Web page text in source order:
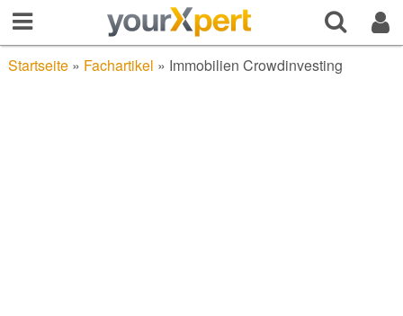
Startseite» Fachartikel » Immobilien Crowdinvesting